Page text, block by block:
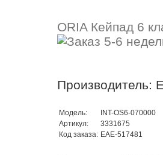
ORIA Кейпад 6
Производитель:
Модель:
INT-OS6-070000
Артикул:
3331675
Код заказа: EAE-517481